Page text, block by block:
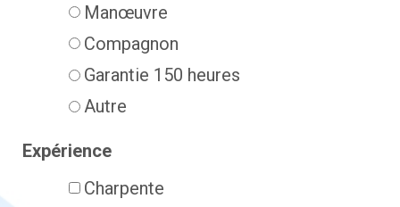
Manœuvre
Compagnon
Garantie 150 heures
Autre
Expérience
Charpente